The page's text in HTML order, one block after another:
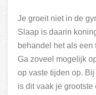
Je groeit niet in de
Slaap is daarin
behandel het als
Ga zoveel mogelijk
op vaste tijden op.
is dit vaak je